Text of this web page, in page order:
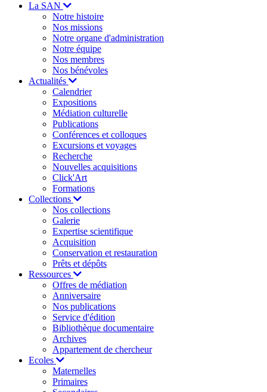
La SAN
Notre histoire
Nos missions
Notre organe d'administration
Notre équipe
Nos membres
Nos bénévoles
Actualités
Calendrier
Expositions
Médiation culturelle
Publications
Conférences et colloques
Excursions et voyages
Recherche
Nouvelles acquisitions
Click'Art
Formations
Collections
Nos collections
Galerie
Expertise scientifique
Acquisition
Conservation et restauration
Prêts et dépôts
Ressources
Offres de médiation
Anniversaire
Nos publications
Service d'édition
Bibliothèque documentaire
Archives
Appartement de chercheur
Ecoles
Maternelles
Primaires